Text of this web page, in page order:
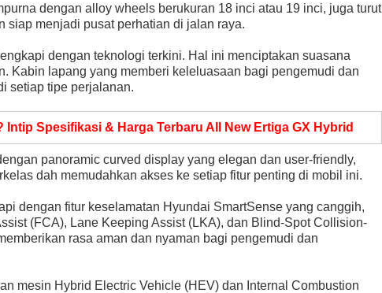
dengan alloy wheels berukuran 18 inci atau 19 inci, juga turut
siap menjadi pusat perhatian di jalan raya.
dengan teknologi terkini. Hal ini menciptakan suasana
Kabin lapang yang memberi keleluasaan bagi pengemudi dan
setiap tipe perjalanan.
Intip Spesifikasi & Harga Terbaru All New Ertiga GX Hybrid
panoramic curved display yang elegan dan user-friendly,
dah memudahkan akses ke setiap fitur penting di mobil ini.
dengan fitur keselamatan Hyundai SmartSense yang canggih,
(FCA), Lane Keeping Assist (LKA), dan Blind-Spot Collision-
rasa aman dan nyaman bagi pengemudi dan
mesin Hybrid Electric Vehicle (HEV) dan Internal Combustion